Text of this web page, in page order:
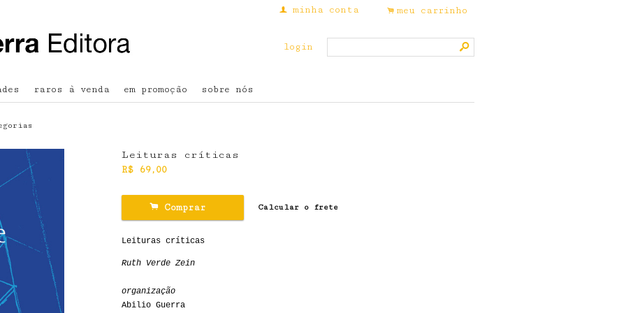
f minha conta . meu carrinho
login s
raros à venda em promoção sobre nós
Leituras críticas
R$ 69,00
.Comprar Calcular o frete
Leituras críticas
Ruth Verde Zein
organização
Abilio Guerra